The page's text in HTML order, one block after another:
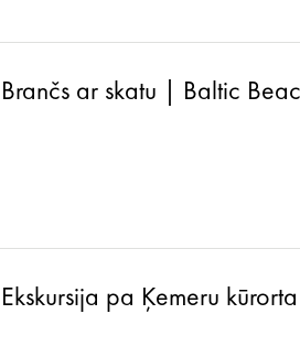
Brančs ar skatu | Baltic
Ekskursija pa Ķemeru